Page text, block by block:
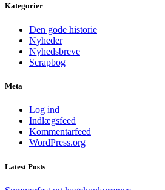
Kategorier
Den gode historie
Nyheder
Nyhedsbreve
Scrapbog
Meta
Log ind
Indlægsfeed
Kommentarfeed
WordPress.org
Latest Posts